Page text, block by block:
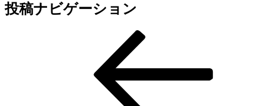
投稿ナビゲーション